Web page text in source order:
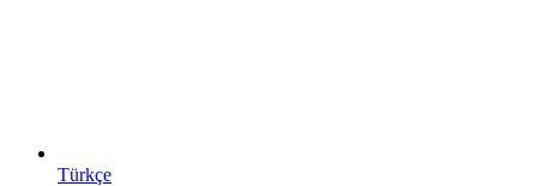
Türkçe